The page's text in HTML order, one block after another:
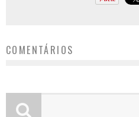
COMENTÁRIOS